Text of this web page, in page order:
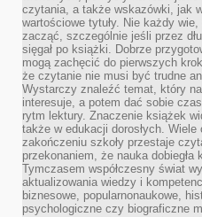
czytania, a także wskazówki, jak
wartościowe tytuły. Nie każdy
zacząć, szczególnie jeśli przez
sięgał po książki. Dobrze
mogą zachęcić do pierwszych
że czytanie nie musi być trudne
Wystarczy znaleźć temat, który
interesuje, a potem dać sobie
rytm lektury. Znaczenie książek
także w edukacji dorosłych. Wiele
zakończeniu szkoły przestaje
przekonaniem, że nauka dobiegła
Tymczasem współczesny świat
aktualizowania wiedzy i
biznesowe, popularnonaukowe,
psychologiczne czy biograficzne